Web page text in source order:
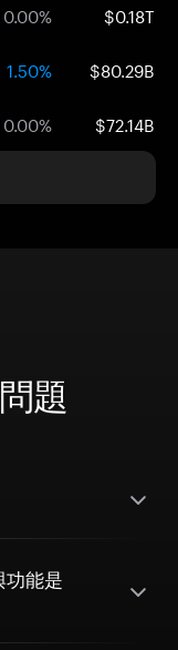
0.00% $0.18T
1.50% $80.29B
0.00% $72.14B
題
能是